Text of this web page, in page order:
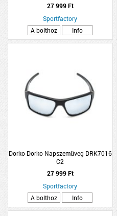
27 999 Ft
Sportfactory
A bolthoz
Info
Dorko Dorko Napszemüveg DRK7016
C2
27 999 Ft
Sportfactory
A bolthoz
Info